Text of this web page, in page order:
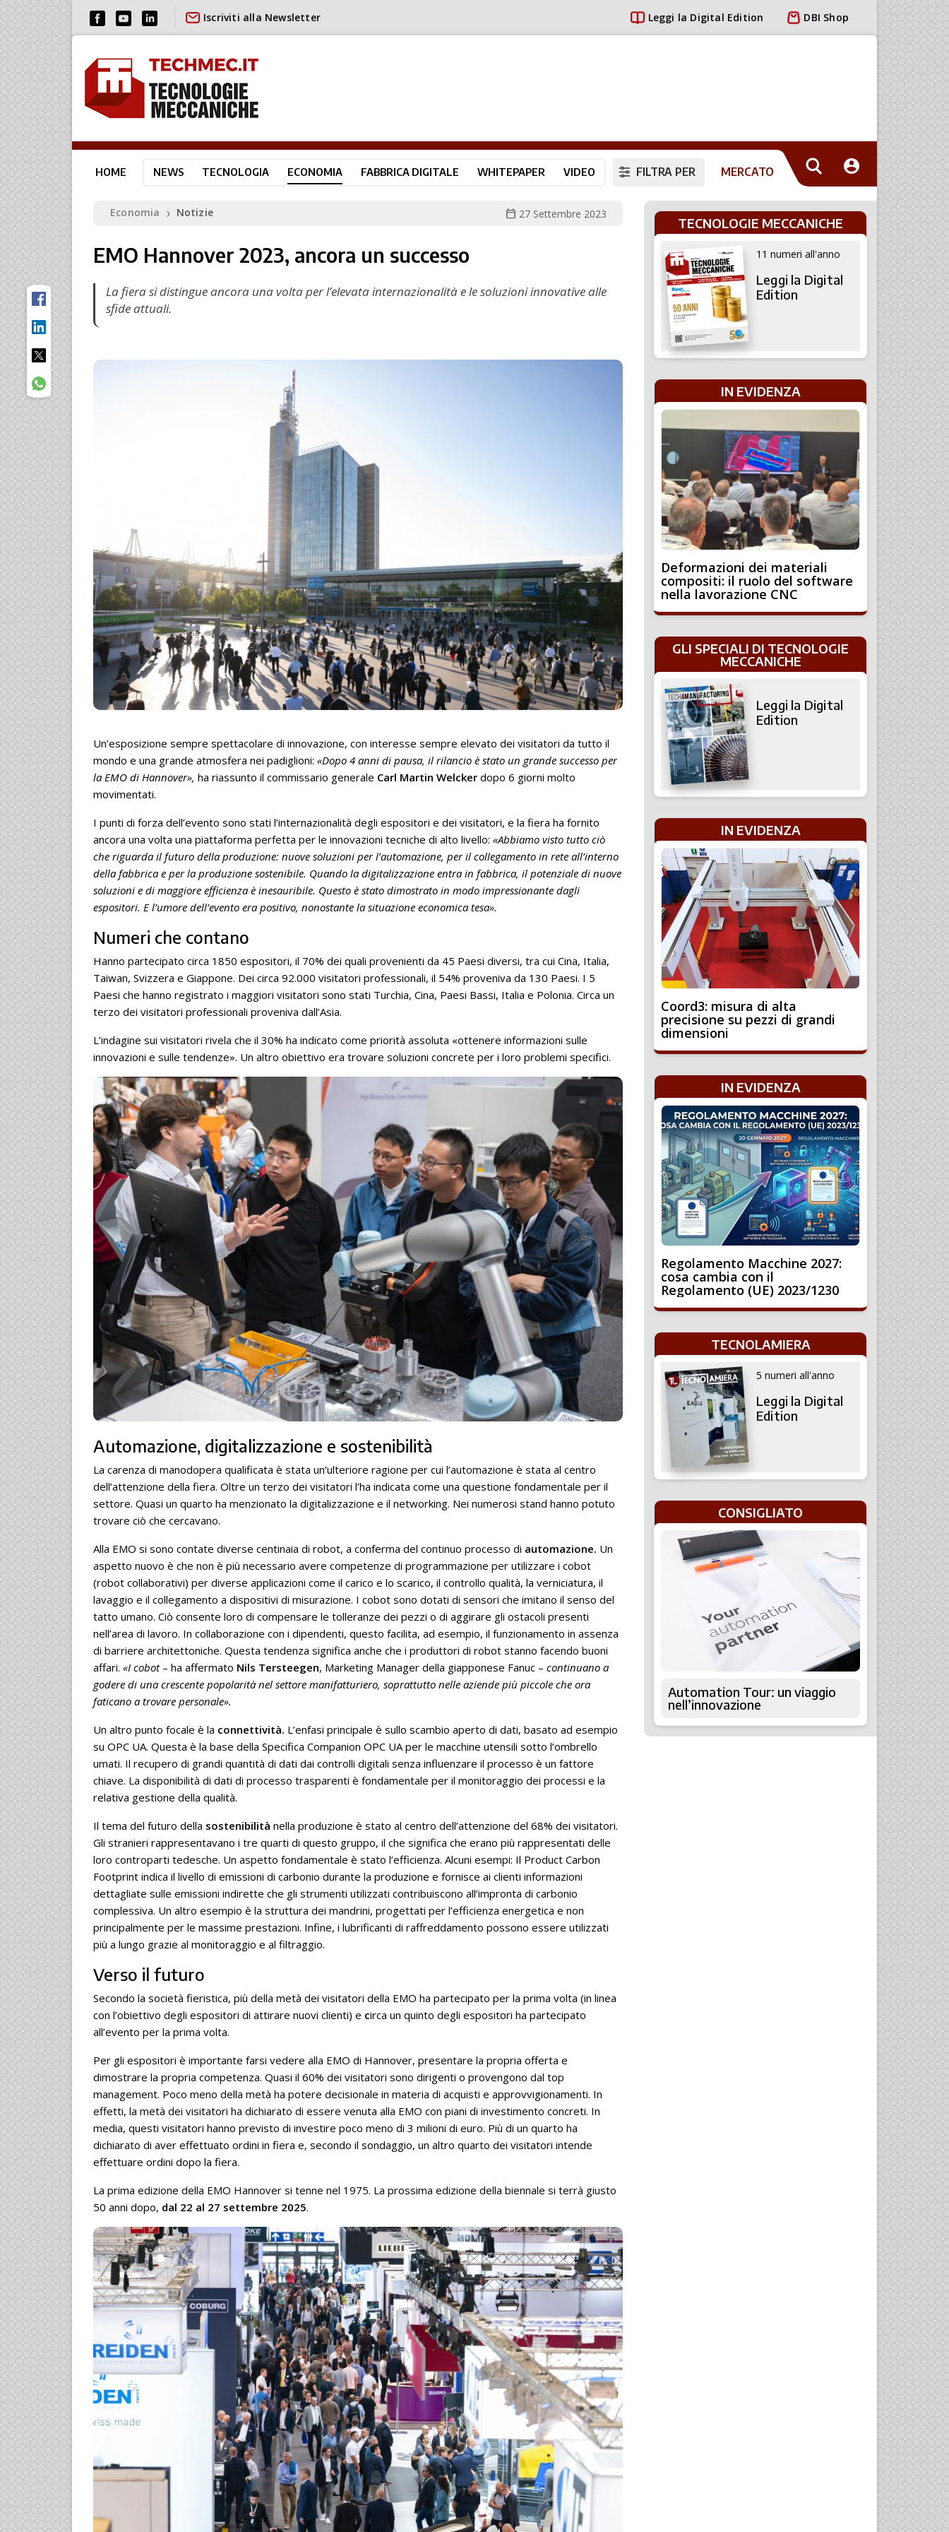
Iscriviti alla Newsletter Leggi la Digital Edition DBI Shop
HOME NEWS TECNOLOGIA ECONOMIA FABBRICA DIGITALE WHITEPAPER VIDEO FILTRA PER MERCATO
Economia ❯ Notizie calendar_today 27 Settembre 2023
EMO Hannover 2023, ancora un successo
La fiera si distingue ancora una volta per l’elevata internazionalità e le soluzioni innovative alle
sfide attuali.
Un’esposizione sempre spettacolare di innovazione, con interesse sempre elevato dei visitatori da tutto il
mondo e una grande atmosfera nei padiglioni: «Dopo 4 anni di pausa, il rilancio è stato un grande successo per
la EMO di Hannover», ha riassunto il commissario generale Carl Martin Welcker dopo 6 giorni molto
movimentati.
I punti di forza dell’evento sono stati l’internazionalità degli espositori e dei visitatori, e la fiera ha fornito
ancora una volta una piattaforma perfetta per le innovazioni tecniche di alto livello: «Abbiamo visto tutto ciò
che riguarda il futuro della produzione: nuove soluzioni per l’automazione, per il collegamento in rete all’interno
della fabbrica e per la produzione sostenibile. Quando la digitalizzazione entra in fabbrica, il potenziale di nuove
soluzioni e di maggiore efficienza è inesauribile. Questo è stato dimostrato in modo impressionante dagli
espositori. E l’umore dell’evento era positivo, nonostante la situazione economica tesa».
Numeri che contano
Hanno partecipato circa 1850 espositori, il 70% dei quali provenienti da 45 Paesi diversi, tra cui Cina, Italia,
Taiwan, Svizzera e Giappone. Dei circa 92.000 visitatori professionali, il 54% proveniva da 130 Paesi. I 5
Paesi che hanno registrato i maggiori visitatori sono stati Turchia, Cina, Paesi Bassi, Italia e Polonia. Circa un
terzo dei visitatori professionali proveniva dall’Asia.
L’indagine sui visitatori rivela che il 30% ha indicato come priorità assoluta «ottenere informazioni sulle
innovazioni e sulle tendenze». Un altro obiettivo era trovare soluzioni concrete per i loro problemi specifici.
Automazione, digitalizzazione e sostenibilità
La carenza di manodopera qualificata è stata un’ulteriore ragione per cui l’automazione è stata al centro
dell’attenzione della fiera. Oltre un terzo dei visitatori l’ha indicata come una questione fondamentale per il
settore. Quasi un quarto ha menzionato la digitalizzazione e il networking. Nei numerosi stand hanno potuto
trovare ciò che cercavano.
Alla EMO si sono contate diverse centinaia di robot, a conferma del continuo processo di automazione. Un
aspetto nuovo è che non è più necessario avere competenze di programmazione per utilizzare i cobot
(robot collaborativi) per diverse applicazioni come il carico e lo scarico, il controllo qualità, la verniciatura, il
lavaggio e il collegamento a dispositivi di misurazione. I cobot sono dotati di sensori che imitano il senso del
tatto umano. Ciò consente loro di compensare le tolleranze dei pezzi o di aggirare gli ostacoli presenti
nell’area di lavoro. In collaborazione con i dipendenti, questo facilita, ad esempio, il funzionamento in assenza
di barriere architettoniche. Questa tendenza significa anche che i produttori di robot stanno facendo buoni
affari. «I cobot– ha affermato Nils Tersteegen, Marketing Manager della giapponese Fanuc – continuano a
godere di una crescente popolarità nel settore manifatturiero, soprattutto nelle aziende più piccole che ora
faticano a trovare personale».
Un altro punto focale è la connettività. L’enfasi principale è sullo scambio aperto di dati, basato ad esempio
su OPC UA. Questa è la base della Specifica Companion OPC UA per le macchine utensili sotto l’ombrello
umati. Il recupero di grandi quantità di dati dai controlli digitali senza influenzare il processo è un fattore
chiave. La disponibilità di dati di processo trasparenti è fondamentale per il monitoraggio dei processi e la
relativa gestione della qualità.
Il tema del futuro della sostenibilità nella produzione è stato al centro dell’attenzione del 68% dei visitatori.
Gli stranieri rappresentavano i tre quarti di questo gruppo, il che significa che erano più rappresentati delle
loro controparti tedesche. Un aspetto fondamentale è stato l’efficienza. Alcuni esempi: Il Product Carbon
Footprint indica il livello di emissioni di carbonio durante la produzione e fornisce ai clienti informazioni
dettagliate sulle emissioni indirette che gli strumenti utilizzati contribuiscono all’impronta di carbonio
complessiva. Un altro esempio è la struttura dei mandrini, progettati per l’efficienza energetica e non
principalmente per le massime prestazioni. Infine, i lubrificanti di raffreddamento possono essere utilizzati
più a lungo grazie al monitoraggio e al filtraggio.
Verso il futuro
Secondo la società fieristica, più della metà dei visitatori della EMO ha partecipato per la prima volta (in linea
con l’obiettivo degli espositori di attirare nuovi clienti) e circa un quinto degli espositori ha partecipato
all’evento per la prima volta.
Per gli espositori è importante farsi vedere alla EMO di Hannover, presentare la propria offerta e
dimostrare la propria competenza. Quasi il 60% dei visitatori sono dirigenti o provengono dal top
management. Poco meno della metà ha potere decisionale in materia di acquisti e approvvigionamenti. In
effetti, la metà dei visitatori ha dichiarato di essere venuta alla EMO con piani di investimento concreti. In
media, questi visitatori hanno previsto di investire poco meno di 3 milioni di euro. Più di un quarto ha
dichiarato di aver effettuato ordini in fiera e, secondo il sondaggio, un altro quarto dei visitatori intende
effettuare ordini dopo la fiera.
La prima edizione della EMO Hannover si tenne nel 1975. La prossima edizione della biennale si terrà giusto
50 anni dopo, dal 22 al 27 settembre 2025.
TECNOLOGIE MECCANICHE
11 numeri all'anno
Leggi la Digital
Edition
IN EVIDENZA
Deformazioni dei materiali
compositi: il ruolo del software
nella lavorazione CNC
GLI SPECIALI DI TECNOLOGIE
MECCANICHE
Leggi la Digital
Edition
IN EVIDENZA
Coord3: misura di alta
precisione su pezzi di grandi
dimensioni
IN EVIDENZA
Regolamento Macchine 2027:
cosa cambia con il
Regolamento (UE) 2023/1230
TECNOLAMIERA
5 numeri all'anno
Leggi la Digital
Edition
CONSIGLIATO
Automation Tour: un viaggio
nell’innovazione